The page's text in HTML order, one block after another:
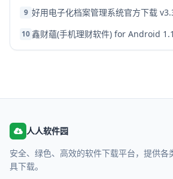
9 好用电子化档案管理系统官方下载
10鑫财蘊(手机理财软件) for Android
人人软件园
安全、绿色、高效的软件下载平台，提供各
具下载。